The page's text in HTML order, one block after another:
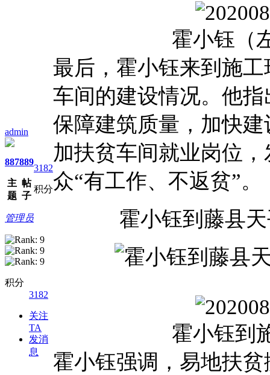
admin
887
主
题
889
帖
子
3182
积分
管理员
积分
3182
关注
TA
发消
息
霍小钰（
最后，霍小钰来到施
车间的建设情况。他
保障建筑质量，加快
加扶贫车间就业岗位
众“有工作、不返贫”。
霍小钰到藤县
霍小钰到
霍小钰强调，易地扶